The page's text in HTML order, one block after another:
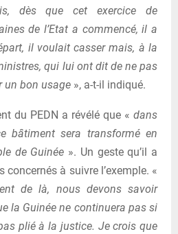
dès que cet exercice de
de l’Etat a commencé, il a
il voulait casser mais, à la
qui lui ont dit de ne pas
un bon usage », a-t-il indiqué.
du PEDN a révélé que « dans
bâtiment sera transformé en
de Guinée ». Un geste qu’il a
concernés à suivre l’exemple. «
de là, nous devons savoir
la Guinée ne continuera pas si
plié à la justice. Je crois que